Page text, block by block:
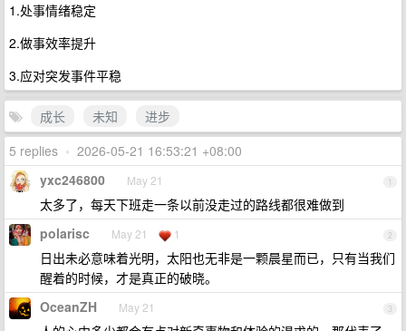
1.处事情绪稳定
2.做事效率提升
3.应对突发事件平稳
成长 未知
进步
5 replies • 2026-05-21 16:53:21 +08:00
1
yxc246800 May 21
太多了，每天下班走一条以前没走过的路线都很难做到
2
polarisc May 21 1
日出未必意味着光明，太阳也无非是一颗晨星而已，只有当我们
醒着的时候，才是真正的破晓。
3
OceanZH May 21